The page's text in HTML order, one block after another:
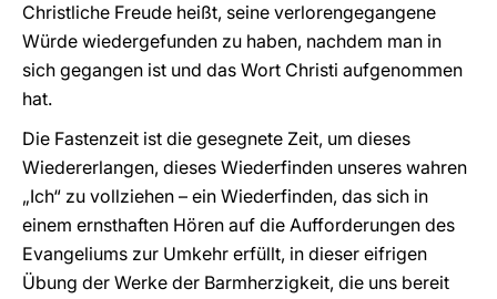
Christliche Freude heißt, seine verlorengegangene
Würde wiedergefunden zu haben, nachdem man in
sich gegangen ist und das Wort Christi aufgenommen
hat.
Die Fastenzeit ist die gesegnete Zeit, um dieses
Wiedererlangen, dieses Wiederfinden unseres wahren
„Ich“ zu vollziehen – ein Wiederfinden, das sich in
einem ernsthaften Hören auf die Aufforderungen des
Evangeliums zur Umkehr erfüllt, in dieser eifrigen
Übung der Werke der Barmherzigkeit, die uns bereit